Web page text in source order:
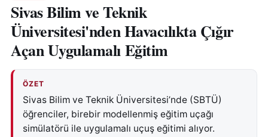
Sivas Bilim ve Teknik
Üniversitesi'nden Havacılıkta Çığır
Açan Uygulamalı Eğitim
ÖZET
Sivas Bilim ve Teknik Üniversitesi’nde (SBTÜ)
öğrenciler, birebir modellenmiş eğitim uçağı
simülatörü ile uygulamalı uçuş eğitimi alıyor.